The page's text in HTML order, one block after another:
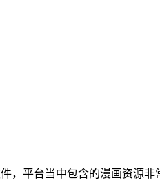
，平台当中包含的漫画资源